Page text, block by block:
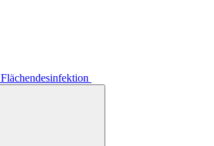
Flächendesinfektion